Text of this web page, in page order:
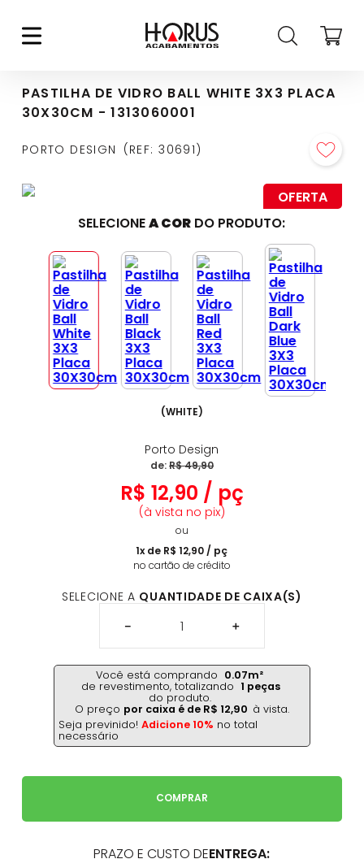
PASTILHA DE VIDRO BALL WHITE 3X3 PLACA
30X30CM - 1313060001
PORTO DESIGN REF:30691
OFERTA
SELECIONEA COR DO PRODUTO:
(WHITE)
Porto Design
de:R$49,90
R$ 12,90 / pç
(à vista no pix)
ou
1x de R$ 12,90 / pç
no cartão de crédito
SELECIONE A QUANTIDADE DE CAIXA(S)
＋
－
Você está comprando 0.07m²
de revestimento, totalizando 1 peças
do produto.
O preço por caixa é de R$ 12,90 à vista.
Seja previnido!Adicione 10% no total
necessário
COMPRAR